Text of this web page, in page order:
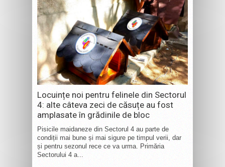
Locuințe noi pentru felinele din Sectorul
4: alte câteva zeci de căsuțe au fost
amplasate în grădinile de bloc
Pisicile maidaneze din Sectorul 4 au parte de
condiții mai bune și mai sigure pe timpul verii, dar
și pentru sezonul rece ce va urma. Primăria
Sectorului 4 a...